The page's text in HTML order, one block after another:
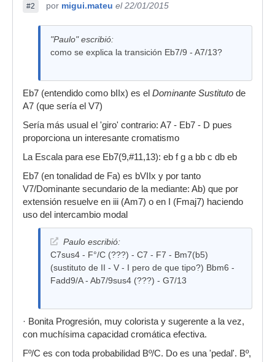
#2 por migui.mateu el 22/01/2015
"Paulo" escribió:
como se explica la transición Eb7/9 - A7/13?
Eb7 (entendido como bIIx) es el Dominante Sustituto de
A7 (que sería el V7)
Sería más usual el 'giro' contrario: A7 - Eb7 - D pues
proporciona un interesante cromatismo
La Escala para ese Eb7(9,#11,13): eb f g a bb c db eb
Eb7 (en tonalidad de Fa) es bVIIx y por tanto
V7/Dominante secundario de la mediante: Ab) que por
extensión resuelve en iii (Am7) o en I (Fmaj7) haciendo
uso del intercambio modal
Paulo escribió:
C7sus4 - F°/C (???) - C7 - F7 - Bm7(b5)
(sustituto de II - V - I pero de que tipo?) Bbm6 -
Fadd9/A - Ab7/9sus4 (???) - G7/13
· Bonita Progresión, muy colorista y sugerente a la vez,
con muchísima capacidad cromática efectiva.
Fº/C es con toda probabilidad Bº/C. Do es una 'pedal'. Bº,